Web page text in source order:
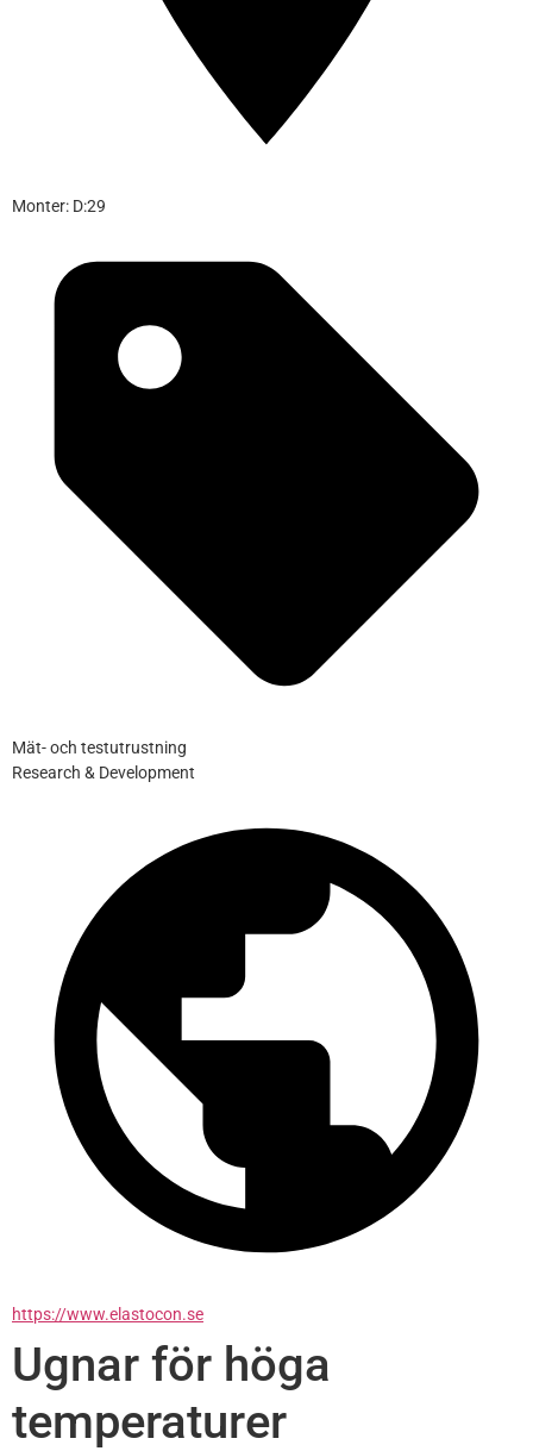
Monter: D:29
Mät- och testutrustning
Research & Development
https://www.elastocon.se
Ugnar för höga
temperaturer